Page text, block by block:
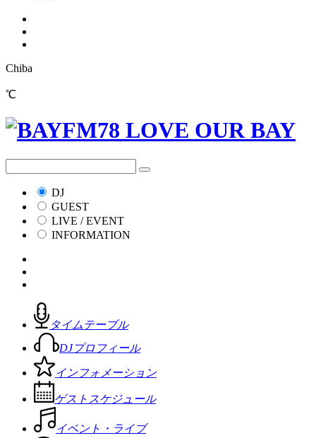
Chiba
℃
DJ
GUEST
LIVE / EVENT
INFORMATION
タイムテーブル
DJプロフィール
インフォメーション
ゲストスケジュール
イベント・ライブ